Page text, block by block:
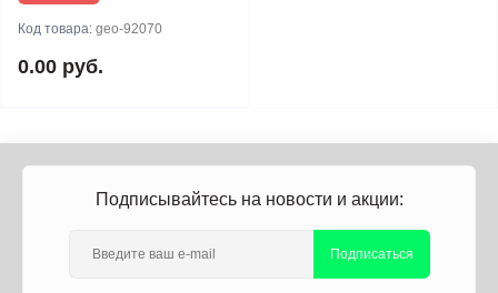
Код товара: geo-92070
0.00 руб.
Подписывайтесь на новости и акции:
Подписаться